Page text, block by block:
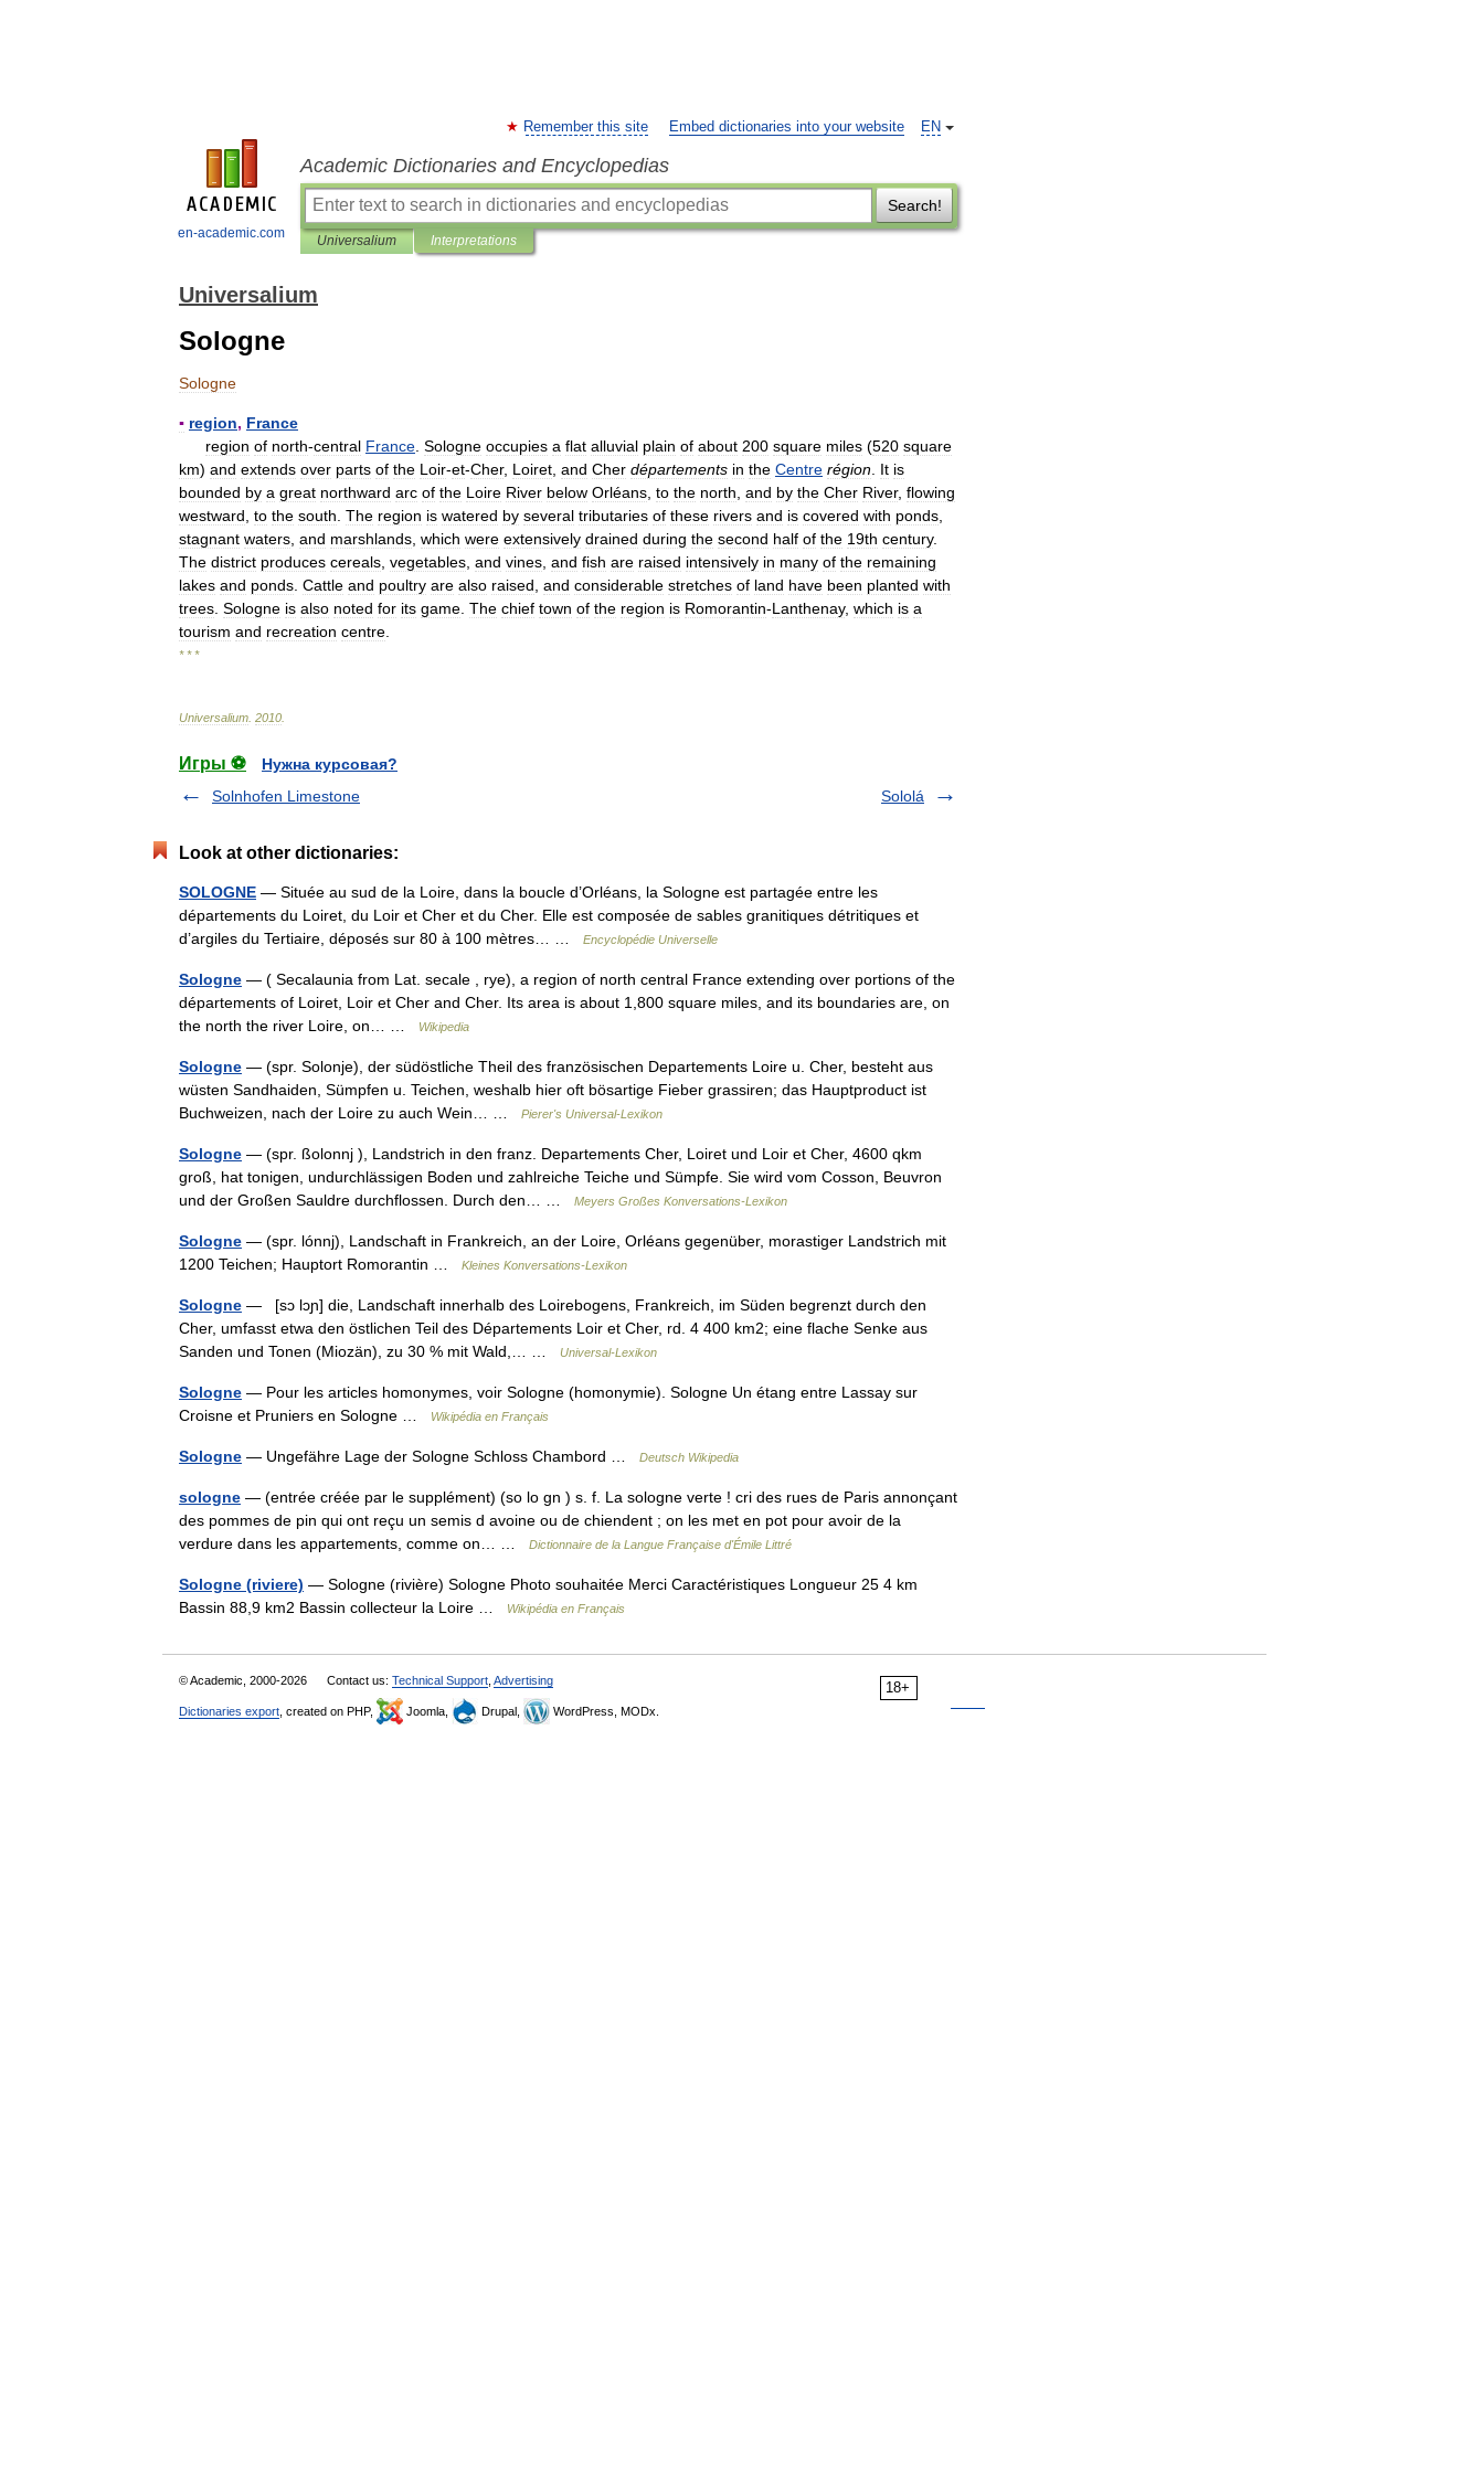
en-academic.com
EN
Remember this site Embed dictionaries into your website
Academic Dictionaries and Encyclopedias
Search!
Universalium Interpretations
Universalium
Sologne
Sologne
▪ region, France
region of north-central France Sologne occupies a flat alluvial plain of about 200 square miles (520 square
km) and extends over parts of the Loir-et-Cher, Loiret and Cher départements in the Centre région It is
bounded by a great northward arc of the Loire River below Orléans to the north and by the Cher River, flowing
westward to the south The region is watered by several tributaries of these rivers and is covered with ponds
stagnant waters and marshlands which were extensively drained during the second half of the 19th century.
The district produces cereals vegetables and vines and fish are raised intensively in many of the remaining
lakes and ponds Cattle and poultry are also raised and considerable stretches of land have been planted with
trees Sologne is also noted for its game The chief town of the region is Romorantin-Lanthenay, which is a
tourism and recreation centre
* * *
Universalium 2010
Игры ⚽
Нужна курсовая?
Solnhofen Limestone
Sololá
Look at other dictionaries:
SOLOGNE — Située au sud de la Loire, dans la boucle d’Orléans, la Sologne est partagée entre les
départements du Loiret, du Loir et Cher et du Cher. Elle est composée de sables granitiques détritiques et
d’argiles du Tertiaire, déposés sur 80 à 100 mètres… …
Encyclopédie Universelle
Sologne — ( Secalaunia from Lat. secale , rye), a region of north central France extending over portions of the
départements of Loiret, Loir et Cher and Cher. Its area is about 1,800 square miles, and its boundaries are, on
the north the river Loire, on… …
Wikipedia
Sologne — (spr. Solonje), der südöstliche Theil des französischen Departements Loire u. Cher, besteht aus
wüsten Sandhaiden, Sümpfen u. Teichen, weshalb hier oft bösartige Fieber grassiren; das Hauptproduct ist
Buchweizen, nach der Loire zu auch Wein… …
Pierer's Universal-Lexikon
Sologne — (spr. ßolonnj ), Landstrich in den franz. Departements Cher, Loiret und Loir et Cher, 4600 qkm
groß, hat tonigen, undurchlässigen Boden und zahlreiche Teiche und Sümpfe. Sie wird vom Cosson, Beuvron
und der Großen Sauldre durchflossen. Durch den… …
Meyers Großes Konversations-Lexikon
Sologne — (spr. lónnj), Landschaft in Frankreich, an der Loire, Orléans gegenüber, morastiger Landstrich mit
1200 Teichen; Hauptort Romorantin …
Kleines Konversations-Lexikon
Sologne — [sɔ lɔɲ] die, Landschaft innerhalb des Loirebogens, Frankreich, im Süden begrenzt durch den
Cher, umfasst etwa den östlichen Teil des Départements Loir et Cher, rd. 4 400 km2; eine flache Senke aus
Sanden und Tonen (Miozän), zu 30 % mit Wald,… …
Universal-Lexikon
Sologne — Pour les articles homonymes, voir Sologne (homonymie). Sologne Un étang entre Lassay sur
Croisne et Pruniers en Sologne …
Wikipédia en Français
Sologne — Ungefähre Lage der Sologne Schloss Chambord … Deutsch Wikipedia
sologne — (entrée créée par le supplément) (so lo gn ) s. f. La sologne verte ! cri des rues de Paris annonçant
des pommes de pin qui ont reçu un semis d avoine ou de chiendent ; on les met en pot pour avoir de la
verdure dans les appartements, comme on… …
Dictionnaire de la Langue Française d'Émile Littré
Sologne (riviere) — Sologne (rivière) Sologne Photo souhaitée Merci Caractéristiques Longueur 25 4 km
Bassin 88,9 km2 Bassin collecteur la Loire …
Wikipédia en Français
18+
© Academic, 2000-2026 Contact us: Technical Support Advertising
Dictionaries export , created on PHP, Joomla, Drupal, WordPress, MODx.